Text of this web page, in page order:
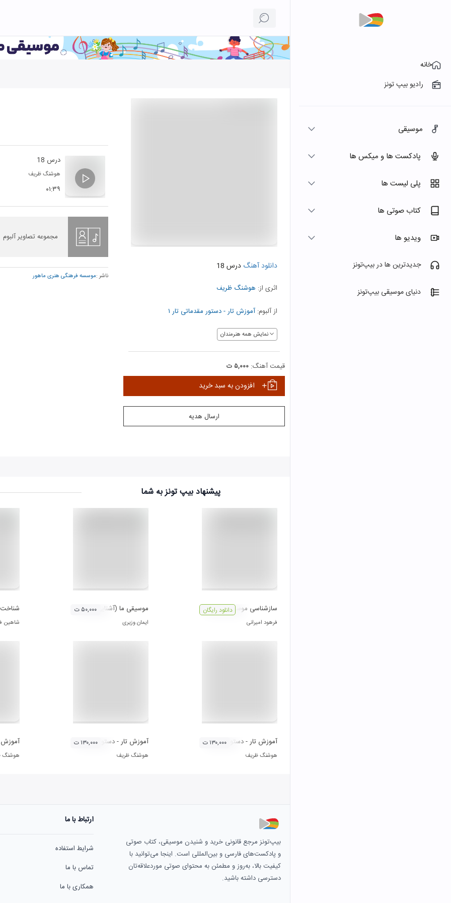
خانه
رادیو بیپ تونز
موسیقی
پادکست ها و میکس ها
پلی لیست ها
کتاب صوتی ها
ویدیو ها
جدیدترین ها در بیپ‌تونز
دنیای موسیقی بیپ‌تونز
دانلود آهنگ درس 18
اثری از: هوشنگ ظریف
از آلبوم: آموزش تار - دستور مقدماتی تار ۱
نمایش همه هنرمندان
قیمت آهنگ: ۵,۰۰۰ ت
افزودن به سبد خرید
ارسال هدیه
درس 18
هوشنگ ظریف
۰۱:۳۹
مجموعه تصاویر آلبوم
ناشر :موسسه فرهنگی هنری ماهور
پیشنهاد بیپ تونز به شما
سازشناسی موسیقی ایرانی (برای کودکان)
فرهود امیرانی
دانلود رایگان موسیقی ما (آشنایی با موسیقی دستگاهی ایران) ۱
ایمان وزیری
۵۰,۰۰۰ ت
شاهین
آموزش تار - دستور مقدماتی تار ۳
هوشنگ ظریف
۱۳۰,۰۰۰ ت آموزش تار - دستور مقدماتی تار ۲
هوشنگ ظریف
۱۳۰,۰۰۰ ت آموزش
هوشنگ
بیپ‌تونز مرجع قانونی خرید و شنیدن موسیقی، کتاب صوتی
و پادکست‌های فارسی و بین‌المللی است. اینجا می‌توانید با
کیفیت بالا، به‌روز و مطمئن به محتوای صوتی موردعلاقه‌تان
دسترسی داشته باشید.
ارتباط با ما
شرایط استفاده
تماس با ما
همکاری با ما